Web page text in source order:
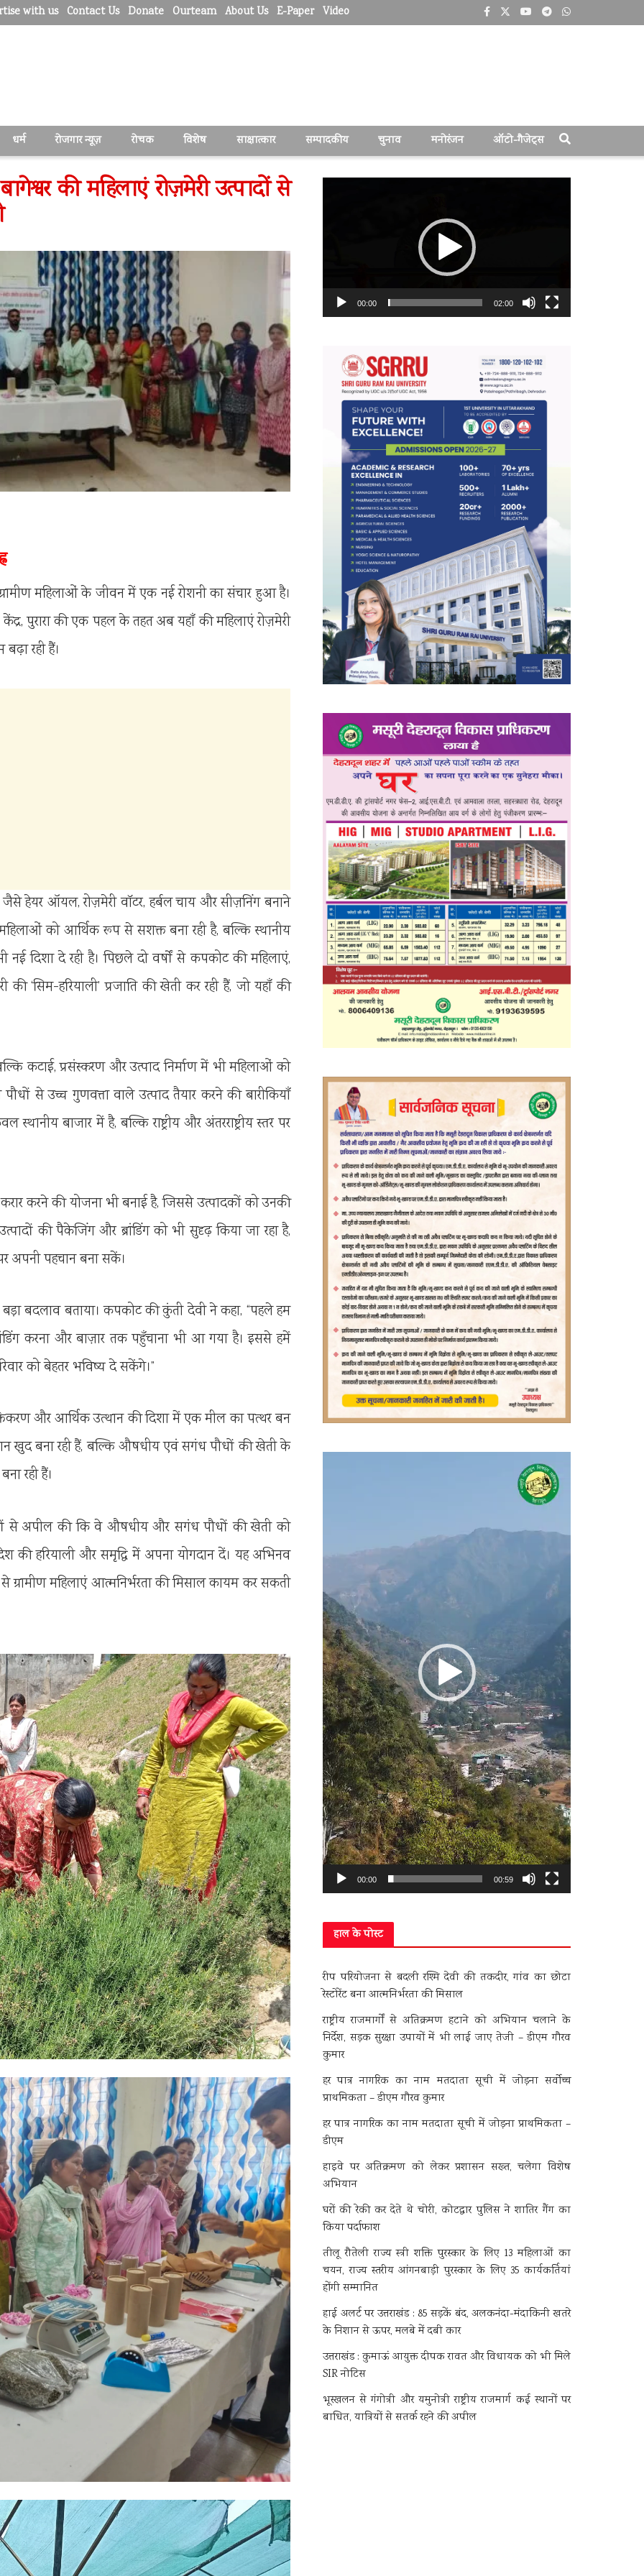
with us Contact Us Donate Ourteam About Us E-Paper Video
धर्म रोजगार न्यूज़ रोचक विशेष साक्षात्कार सम्पादकीय चुनाव मनोरंजन ऑटो-गैजेट्स
की महिलाएं रोज़मेरी उत्पादों से
महिलाओं के जीवन में एक नई रोशनी का संचार हुआ है।
पुरारा की एक पहल के तहत अब यहाँ की महिलाएं रोज़मेरी
रही हैं।
जैसे हेयर ऑयल, रोज़मेरी वॉटर, हर्बल चाय और सीज़निंग बनाने
को आर्थिक रूप से सशक्त बना रही है, बल्कि स्थानीय
दिशा दे रही है। पिछले दो वर्षों से कपकोट की महिलाएं,
‘सिम-हरियाली’ प्रजाति की खेती कर रही हैं, जो यहाँ की
कटाई, प्रसंस्करण और उत्पाद निर्माण में भी महिलाओं को
पौधों से उच्च गुणवत्ता वाले उत्पाद तैयार करने की बारीकियाँ
बाजार में है, बल्कि राष्ट्रीय और अंतरराष्ट्रीय स्तर पर
करने की योजना भी बनाई है, जिससे उत्पादकों को उनकी
की पैकेजिंग और ब्रांडिंग को भी सुदृढ़ किया जा रहा है,
अपनी पहचान बना सकें।
बदलाव बताया। कपकोट की कुंती देवी ने कहा, “पहले हम
करना और बाज़ार तक पहुँचाना भी आ गया है। इससे हमें
को बेहतर भविष्य दे सकेंगे।”
और आर्थिक उत्थान की दिशा में एक मील का पत्थर बन
खुद बना रही हैं, बल्कि औषधीय एवं सगंध पौधों की खेती के
रही हैं।
से अपील की कि वे औषधीय और सगंध पौधों की खेती को
की हरियाली और समृद्धि में अपना योगदान दें। यह अभिनव
ग्रामीण महिलाएं आत्मनिर्भरता की मिसाल कायम कर सकती
00:00 02:00
00:00 00:59
हाल के पोस्ट
रीप परियोजना से बदली रश्मि देवी की तकदीर, गांव का छोटा
रेस्टोरेंट बना आत्मनिर्भरता की मिसाल
राष्ट्रीय राजमार्गों से अतिक्रमण हटाने को अभियान चलाने के
निर्देश, सड़क सुरक्षा उपायों में भी लाई जाए तेजी – डीएम गौरव
कुमार
हर पात्र नागरिक का नाम मतदाता सूची में जोड़ना सर्वोच्च
प्राथमिकता – डीएम गौरव कुमार
हर पात्र नागरिक का नाम मतदाता सूची में जोड़ना प्राथमिकता –
डीएम
हाइवे पर अतिक्रमण को लेकर प्रशासन सख्त, चलेगा विशेष
अभियान
घरों की रेकी कर देते थे चोरी, कोटद्वार पुलिस ने शातिर गैंग का
किया पर्दाफाश
तीलू रौतेली राज्य स्त्री शक्ति पुरस्कार के लिए 13 महिलाओं का
चयन, राज्य स्तरीय आंगनबाड़ी पुरस्कार के लिए 35 कार्यकर्तियां
होंगी सम्मानित
हाई अलर्ट पर उत्तराखंड : 85 सड़कें बंद, अलकनंदा-मंदाकिनी खतरे
के निशान से ऊपर, मलबे में दबी कार
उत्तराखंड : कुमाऊं आयुक्त दीपक रावत और विधायक को भी मिले
SIR नोटिस
भूस्खलन से गंगोत्री और यमुनोत्री राष्ट्रीय राजमार्ग कई स्थानों पर
बाधित, यात्रियों से सतर्क रहने की अपील